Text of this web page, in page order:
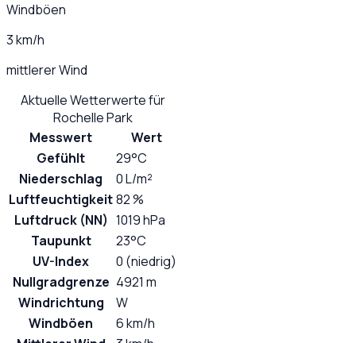
Windböen
3 km/h
mittlerer Wind
Aktuelle Wetterwerte für
Rochelle Park
Messwert
Wert
Gefühlt
29°C
Niederschlag
0 L/m²
Luftfeuchtigkeit82 %
Luftdruck (NN) 1019 hPa
Taupunkt
23°C
UV-Index
0 (niedrig)
Nullgradgrenze 4921 m
Windrichtung
W
Windböen
6 km/h